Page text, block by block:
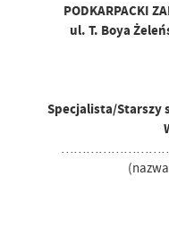
PODKARPACKI
ul. T. Boya
Specjalista/Starszy